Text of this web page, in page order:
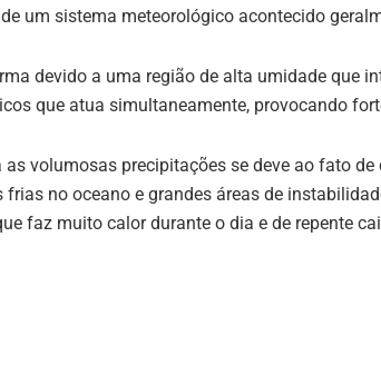
um sistema meteorológico acontecido
devido a uma região de alta umidade que
que atua simultaneamente, provocando
volumosas precipitações se deve ao fato de
frias no oceano e grandes áreas de
faz muito calor durante o dia e de repente